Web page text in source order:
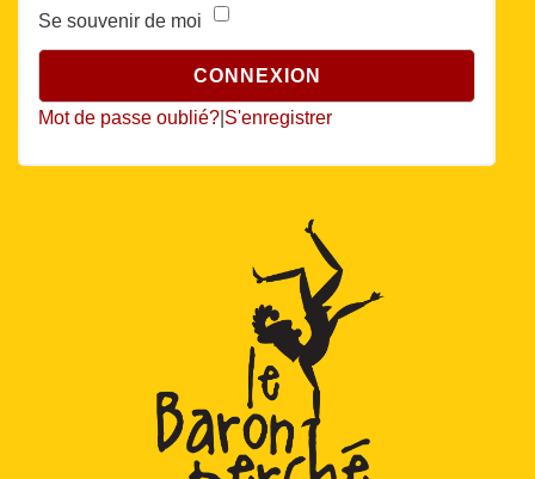
Se souvenir de moi
Mot de passe oublié? S'enregistrer